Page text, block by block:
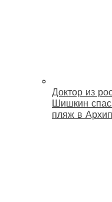
Доктор из
Шишкин
пляж в